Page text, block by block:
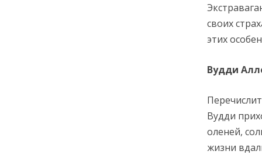
своих
этих
Вудди
Вудди
оленей,
жизни